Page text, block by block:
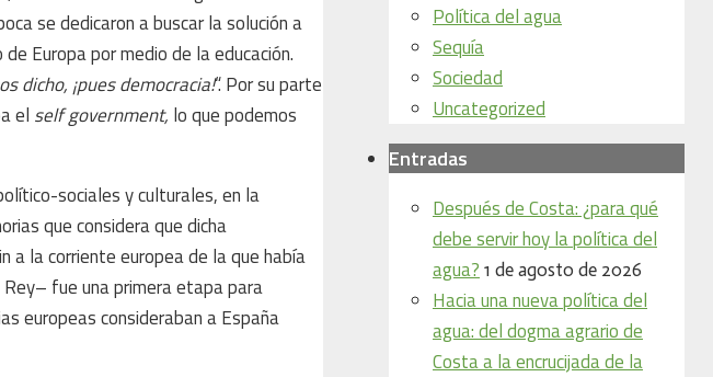
se dedicaron a buscar la solución a
Europa por medio de la educación.
dicho, ¡pues democracia!“. Por su parte
el self government, lo que podemos
sociales y culturales, en la
que considera que dicha
a la corriente europea de la que había
fue una primera etapa para
europeas consideraban a España
Política del agua
Sequía
Sociedad
Uncategorized
Entradas
Después de Costa: ¿para qué
debe servir hoy la política del
agua? 1 de agosto de 2026
Hacia una nueva política del
agua: del dogma agrario de
Costa a la encrucijada de la